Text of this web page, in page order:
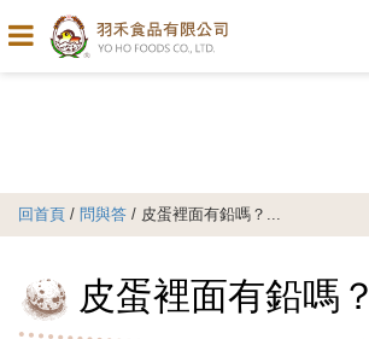
回首頁 / 問與答 / 皮蛋裡面有鉛嗎？...
皮蛋裡面有鉛嗎？